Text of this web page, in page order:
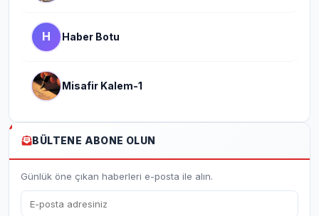
H Haber Botu
Misafir Kalem-1
BÜLTENE ABONE OLUN
Günlük öne çıkan haberleri e-posta ile alın.